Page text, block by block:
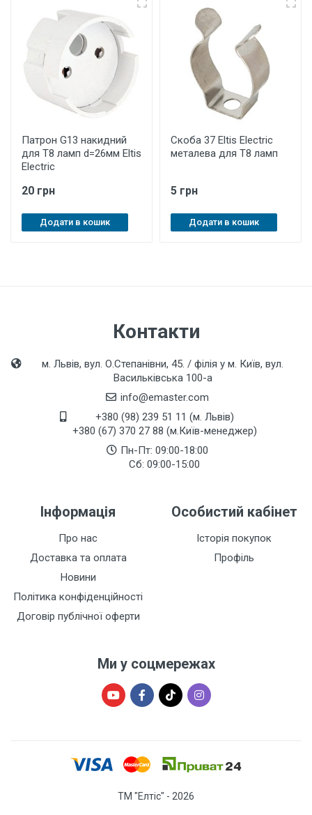
Патрон G13 накидний
для Т8 ламп d=26мм Eltis
Electric
20 грн
Додати в кошик
Скоба 37 Eltis Electric
металева для Т8 ламп
5 грн
Додати в кошик
Контакти
м. Львів, вул. О.Степанівни, 45. / філія у м. Київ, вул.
Васильківська 100-а
info@emaster.com
+380 (98) 239 51 11 (м. Львів)
+380 (67) 370 27 88 (м.Київ-менеджер)
Пн-Пт: 09:00-18:00
Сб: 09:00-15:00
Інформація
Про нас
Доставка та оплата
Новини
Політика конфіденційності
Договір публічної оферти
Особистий кабінет
Історія покупок
Профіль
Ми у соцмережах
ТМ "Елтіс" - 2026